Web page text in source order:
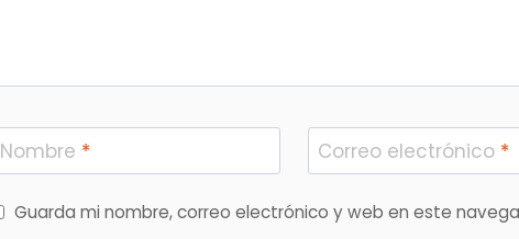
Nombre * Correo electrónico *
Guarda mi nombre, correo electrónico y web en este